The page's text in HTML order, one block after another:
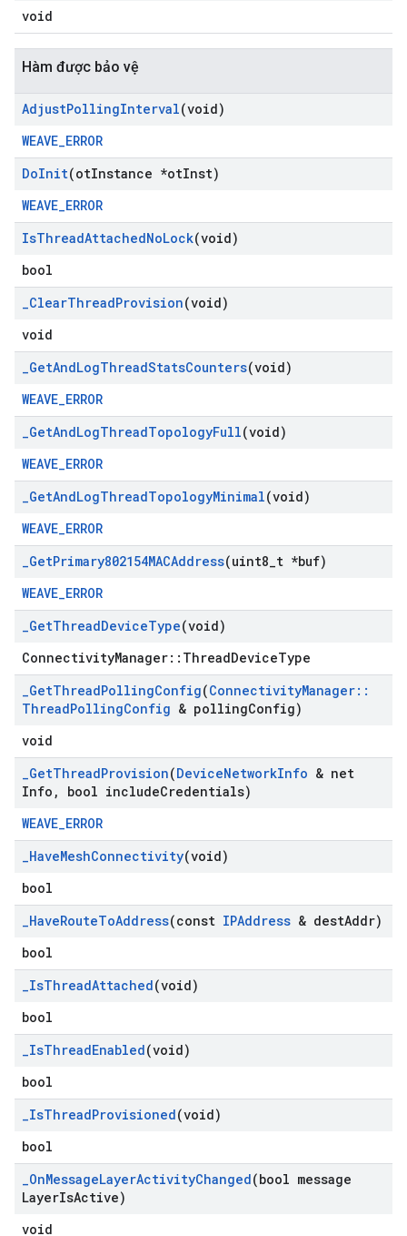
void
Hàm được bảo vệ
AdjustPollingInterval(void)
WEAVE_ERROR
DoInit(otInstance *otInst)
WEAVE_ERROR
IsThreadAttachedNoLock(void)
bool
_ClearThreadProvision(void)
void
_GetAndLogThreadStatsCounters(void)
WEAVE_ERROR
_GetAndLogThreadTopologyFull(void)
WEAVE_ERROR
_GetAndLogThreadTopologyMinimal(void)
WEAVE_ERROR
_GetPrimary802154MACAddress(uint8 t *buf)
WEAVE_ERROR
_GetThreadDeviceType(void)
ConnectivityManager::ThreadDeviceType
_GetThreadPollingConfig(ConnectivityManager::
ThreadPollingConfig & pollingConfig)
void
_GetThreadProvision(DeviceNetworkInfo & net
Info , bool includeCredentials)
WEAVE_ERROR
_HaveMeshConnectivity(void)
bool
_HaveRouteToAddress(const IPAddress & destAddr)
bool
_IsThreadAttached(void)
bool
_IsThreadEnabled(void)
bool
_IsThreadProvisioned(void)
bool
_OnMessageLayerActivityChanged(bool message
LayerIsActive)
void